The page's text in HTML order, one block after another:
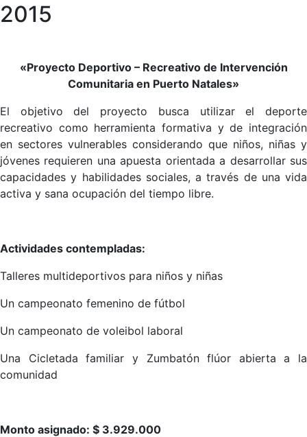
2015
«Proyecto Deportivo – Recreativo de Intervención
Comunitaria en Puerto Natales»
El objetivo del proyecto busca utilizar el deporte
recreativo como herramienta formativa y de integración
en sectores vulnerables considerando que niños, niñas y
jóvenes requieren una apuesta orientada a desarrollar sus
capacidades y habilidades sociales, a través de una vida
activa y sana ocupación del tiempo libre.
Actividades contempladas:
Talleres multideportivos para niños y niñas
Un campeonato femenino de fútbol
Un campeonato de voleibol laboral
Una Cicletada familiar y Zumbatón flúor abierta a la
comunidad
Monto asignado: $ 3.929.000